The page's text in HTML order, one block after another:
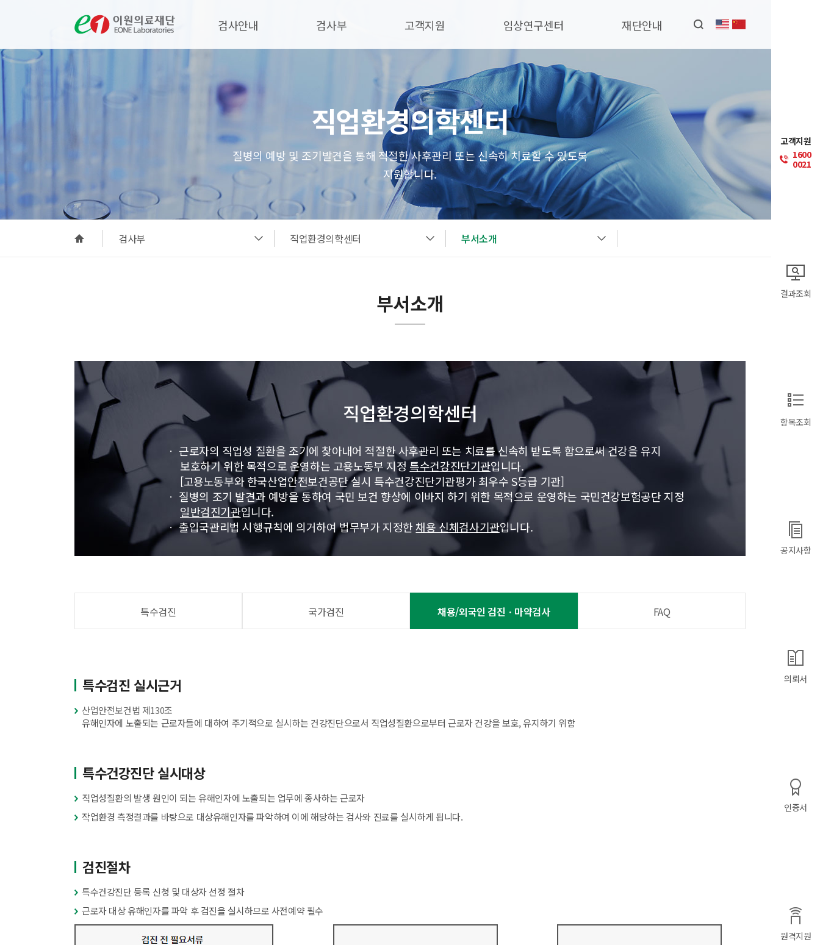
검사안내 검사부 고객지원 임상연구센터 재단안내
직업환경의학센터
질병의 예방 및 조기발견을 통해 적절한 사후관리 또는 신속히 치료할 수 있도록
지원합니다.
검사부 직업환경의학센터 부서소개
부서소개
직업환경의학센터
ㆍ 근로자의 직업성 질환을 조기에 찾아내어 적절한 사후관리 또는 치료를 신속히 받도록 함으로써 건강을 유지
보호하기 위한 목적으로 운영하는 고용노동부 지정특수건강진단기관입니다.
[고용노동부와 한국산업안전보건공단 실시 특수건강진단기관평가 최우수 S등급 기관]
ㆍ 질병의 조기 발견과 예방을 통하여 국민 보건 향상에 이바지 하기 위한 목적으로 운영하는 국민건강보험공단 지정
일반검진기관입니다.
ㆍ 출입국관리법 시행규칙에 의거하여 법무부가 지정한채용 신체검사기관입니다.
특수검진 국가검진 채용/외국인 검진ㆍ마약검사 FAQ
특수검진 실시근거
산업안전보건법 제130조
유해인자에 노출되는 근로자들에 대하여 주기적으로 실시하는 건강진단으로서 직업성질환으로부터 근로자 건강을 보호, 유지하기 위함
특수건강진단 실시대상
직업성질환의 발생 원인이 되는 유해인자에 노출되는 업무에 종사하는 근로자
작업환경 측정결과를 바탕으로 대상유해인자를 파악하여 이에 해당하는 검사와 진료를 실시하게 됩니다.
검진절차
특수건강진단 등록 신청 및 대상자 선정 절차
근로자 대상 유해인자를 파악 후 검진을 실시하므로 사전예약 필수
고객지원
1600
0021
결과조회
항목조회
공지사항
의뢰서
인증서
원격지원